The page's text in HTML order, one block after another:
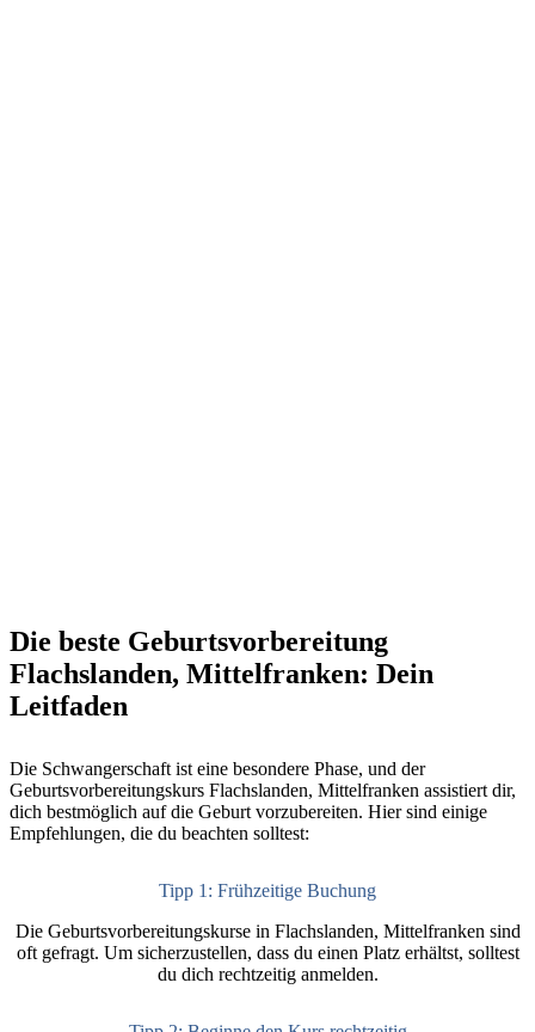
Die beste Geburtsvorbereitung
Flachslanden, Mittelfranken: Dein
Leitfaden
Die Schwangerschaft ist eine besondere Phase, und der
Geburtsvorbereitungskurs Flachslanden, Mittelfranken assistiert dir,
dich bestmöglich auf die Geburt vorzubereiten. Hier sind einige
Empfehlungen, die du beachten solltest:
Tipp 1: Frühzeitige Buchung
Die Geburtsvorbereitungskurse in Flachslanden, Mittelfranken sind
oft gefragt. Um sicherzustellen, dass du einen Platz erhältst, solltest
du dich rechtzeitig anmelden.